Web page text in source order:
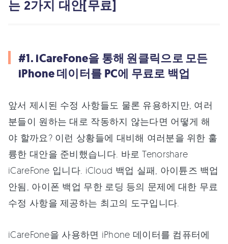
는 2가지 대안[무료]
#1. iCareFone을 통해 원클릭으로 모든
iPhone 데이터를 PC에 무료로 백업
앞서 제시된 수정 사항들도 물론 유용하지만, 여러
분들이 원하는 대로 작동하지 않는다면 어떻게 해
야 할까요? 이런 상황들에 대비해 여러분을 위한 훌
륭한 대안을 준비했습니다. 바로 Tenorshare
iCareFone 입니다. iCloud 백업 실패, 아이튠즈 백업
안됨, 아이폰 백업 무한 로딩 등의 문제에 대한 무료
수정 사항을 제공하는 최고의 도구입니다.
iCareFone을 사용하면 iPhone 데이터를 컴퓨터에